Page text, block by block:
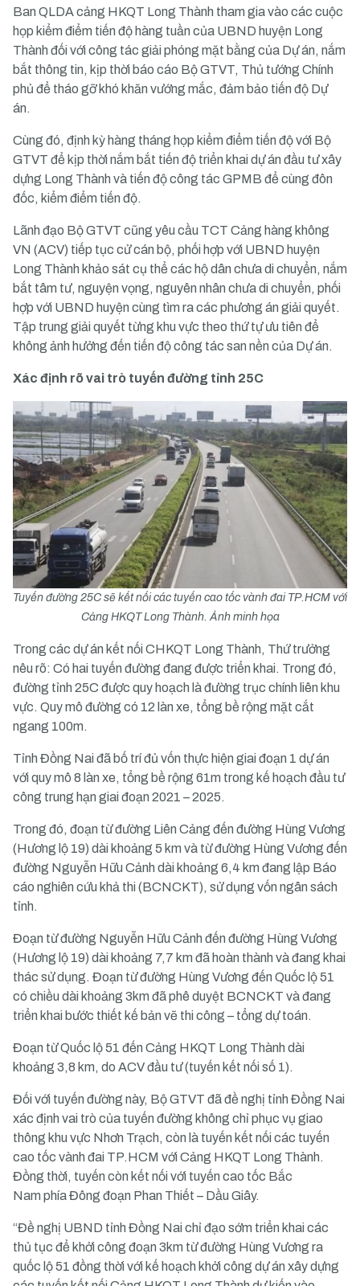
Ban QLDA cảng HKQT Long Thành tham gia vào các cuộc
họp kiểm điểm tiến độ hàng tuần của UBND huyện Long
Thành đối với công tác giải phóng mặt bằng của Dự án, nắm
bắt thông tin, kịp thời báo cáo Bộ GTVT, Thủ tướng Chính
phủ để tháo gỡ khó khăn vướng mắc, đảm bảo tiến độ Dự
án.
Cùng đó, định kỳ hàng tháng họp kiểm điểm tiến độ với Bộ
GTVT để kịp thời nắm bắt tiến độ triển khai dự án đầu tư xây
dựng Long Thành và tiến độ công tác GPMB để cùng đôn
đốc, kiểm điểm tiến độ.
Lãnh đạo Bộ GTVT cũng yêu cầu TCT Cảng hàng không
VN (ACV) tiếp tục cử cán bộ, phối hợp với UBND huyện
Long Thành khảo sát cụ thể các hộ dân chưa di chuyển, nắm
bắt tâm tư, nguyện vọng, nguyên nhân chưa di chuyển, phối
hợp với UBND huyện cùng tìm ra các phương án giải quyết.
Tập trung giải quyết từng khu vực theo thứ tự ưu tiên để
không ảnh hưởng đến tiến độ công tác san nền của Dự án.
Xác định rõ vai trò tuyến đường tỉnh 25C
Tuyến đường 25C sẽ kết nối các tuyến cao tốc vành đai TP.HCM với
Cảng HKQT Long Thành. Ảnh minh họa
Trong các dự án kết nối CHKQT Long Thành, Thứ trưởng
nêu rõ: Có hai tuyến đường đang được triển khai. Trong đó,
đường tỉnh 25C được quy hoạch là đường trục chính liên khu
vực. Quy mô đường có 12 làn xe, tổng bề rộng mặt cắt
ngang 100m.
Tỉnh Đồng Nai đã bố trí đủ vốn thực hiện giai đoạn 1 dự án
với quy mô 8 làn xe, tổng bề rộng 61m trong kế hoạch đầu tư
công trung hạn giai đoạn 2021 – 2025.
Trong đó, đoạn từ đường Liên Cảng đến đường Hùng Vương
(Hương lộ 19) dài khoảng 5 km và từ đường Hùng Vương đến
đường Nguyễn Hữu Cảnh dài khoảng 6,4 km đang lập Báo
cáo nghiên cứu khả thi (BCNCKT), sử dụng vốn ngân sách
tỉnh.
Đoạn từ đường Nguyễn Hữu Cảnh đến đường Hùng Vương
(Hương lộ 19) dài khoảng 7,7 km đã hoàn thành và đang khai
thác sử dụng. Đoạn từ đường Hùng Vương đến Quốc lộ 51
có chiều dài khoảng 3km đã phê duyệt BCNCKT và đang
triển khai bước thiết kế bản vẽ thi công – tổng dự toán.
Đoạn từ Quốc lộ 51 đến Cảng HKQT Long Thành dài
khoảng 3,8 km, do ACV đầu tư (tuyến kết nối số 1).
Đối với tuyến đường này, Bộ GTVT đã đề nghị tỉnh Đồng Nai
xác định vai trò của tuyến đường không chỉ phục vụ giao
thông khu vực Nhơn Trạch, còn là tuyến kết nối các tuyến
cao tốc vành đai TP.HCM với Cảng HKQT Long Thành.
Đồng thời, tuyến còn kết nối với tuyến cao tốc Bắc
Nam phía Đông đoạn Phan Thiết – Dầu Giây.
“Đề nghị UBND tỉnh Đồng Nai chỉ đạo sớm triển khai các
thủ tục để khởi công đoạn 3km từ đường Hùng Vương ra
quốc lộ 51 đồng thời với kế hoạch khởi công dự án xây dựng